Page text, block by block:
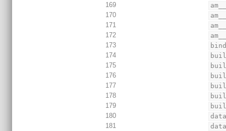
169
170
171
172
173
174
175
176
177
178
179
180
181